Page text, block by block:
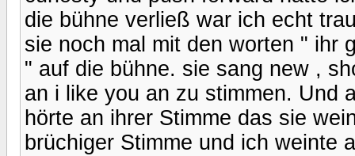
die bühne verließ war ich echt
sie noch mal mit den worten " ihr
" auf die bühne. sie sang new ,
an i like you an zu stimmen. Und
hörte an ihrer Stimme das sie
brüchiger Stimme und ich weinte